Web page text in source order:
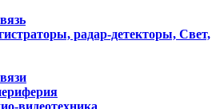
радар-детекторы, Свет,
видеотехника